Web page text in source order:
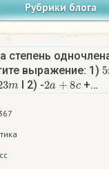
Рубрики блога
степень
выражение: 1)5
m I 2) -2 + c +…